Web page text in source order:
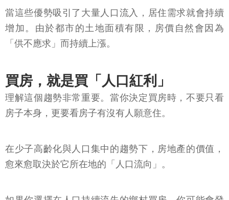
當這些優勢吸引了大量人口流入，居住需求就會持續
增加。由於都市的土地面積有限，房價自然會因為
「供不應求」而持續上漲。
買房，就是買「人口紅利」
理解這個趨勢非常重要。當你決定買房時，不要只看
房子本身，更要看房子有沒有人願意住。
在少子高齡化與人口集中的趨勢下，房地產的價值，
愈來愈取決於它所在地的「人口流向」。